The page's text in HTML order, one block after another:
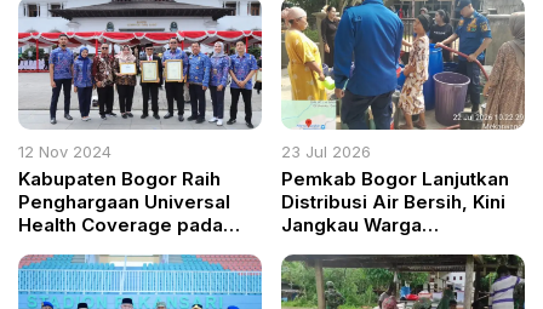
Sapa Warga di Hari
Minggu
12 Nov 2024
Kabupaten Bogor Raih
Penghargaan Universal
Health Coverage pada
ke-60 Jawa Barat
23 Jul 2026
Pemkab Bogor Lanjutkan
Distribusi Air Bersih, Kini
Jangkau Warga
Tenjo, Jonggol, dan Cariu